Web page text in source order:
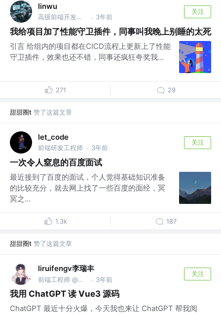
linwu
高级前端开发工程师 @腾讯 · 3年前
关注
我给项目加了性能守卫插件，同事叫我晚上别睡的太死
引言 给组内的项目都在CICD流程上更新上了性能
守卫插件，效果也还不错，同事还疯狂夸奖我...
271 29
甜甜圈t 赞了这篇文章
let_code
前端研发工程师 · 3年前
关注
一次令人窒息的百度面试
最近接到了百度的面试，个人觉得基础知识准备
的比较充分，就去网上找了一些百度的面经，冥
冥之...
1.3k 187
甜甜圈t 赞了这篇文章
liruifengv李瑞丰
前端工程师 @某公司 · 3年前
关注
我用 ChatGPT 读 Vue3 源码
ChatGPT 最近十分火爆，今天我也来让 ChatGPT 帮我阅